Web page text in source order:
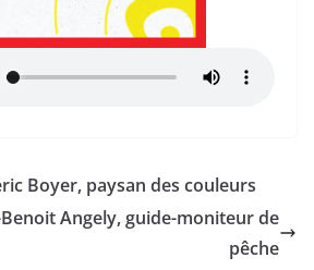
Boyer, paysan des couleurs
Angely, guide-moniteur de
pêche